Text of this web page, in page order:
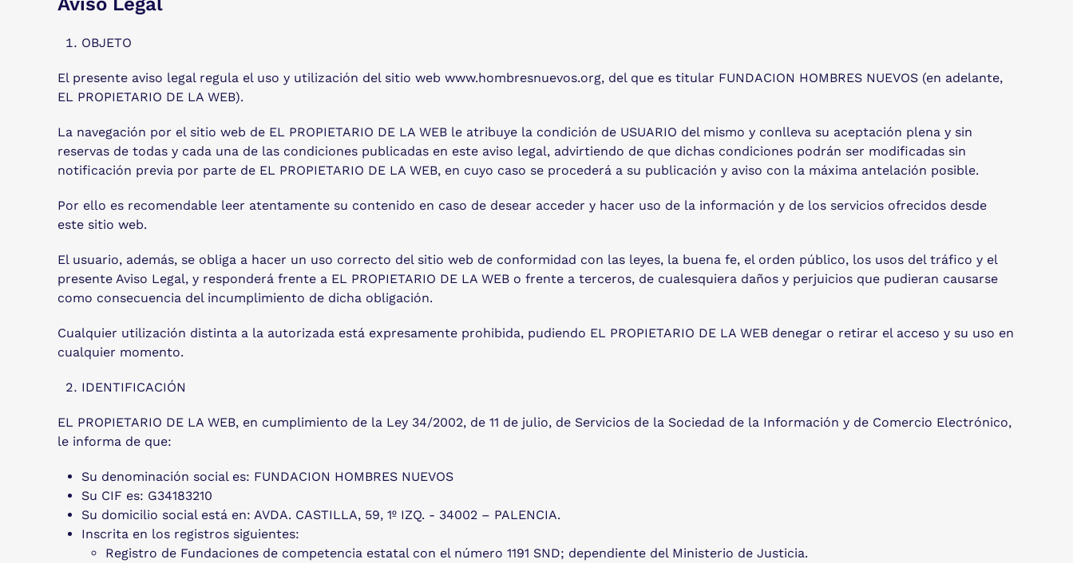
OBJETO
El presente aviso legal regula el uso y utilización del sitio web www.hombresnuevos.org, del que es titular FUNDACION HOMBRES NUEVOS (en adelante,
EL PROPIETARIO DE LA WEB).
La navegación por el sitio web de EL PROPIETARIO DE LA WEB le atribuye la condición de USUARIO del mismo y conlleva su aceptación plena y sin
reservas de todas y cada una de las condiciones publicadas en este aviso legal, advirtiendo de que dichas condiciones podrán ser modificadas sin
notificación previa por parte de EL PROPIETARIO DE LA WEB, en cuyo caso se procederá a su publicación y aviso con la máxima antelación posible.
Por ello es recomendable leer atentamente su contenido en caso de desear acceder y hacer uso de la información y de los servicios ofrecidos desde
este sitio web.
El usuario, además, se obliga a hacer un uso correcto del sitio web de conformidad con las leyes, la buena fe, el orden público, los usos del tráfico y el
presente Aviso Legal, y responderá frente a EL PROPIETARIO DE LA WEB o frente a terceros, de cualesquiera daños y perjuicios que pudieran causarse
como consecuencia del incumplimiento de dicha obligación.
Cualquier utilización distinta a la autorizada está expresamente prohibida, pudiendo EL PROPIETARIO DE LA WEB denegar o retirar el acceso y su uso en
cualquier momento.
IDENTIFICACIÓN
EL PROPIETARIO DE LA WEB, en cumplimiento de la Ley 34/2002, de 11 de julio, de Servicios de la Sociedad de la Información y de Comercio Electrónico,
le informa de que:
Su denominación social es: FUNDACION HOMBRES NUEVOS
Su CIF es: G34183210
Su domicilio social está en: AVDA. CASTILLA, 59, 1º IZQ. - 34002 – PALENCIA.
Inscrita en los registros siguientes:
Registro de Fundaciones de competencia estatal con el número 1191 SND; dependiente del Ministerio de Justicia.